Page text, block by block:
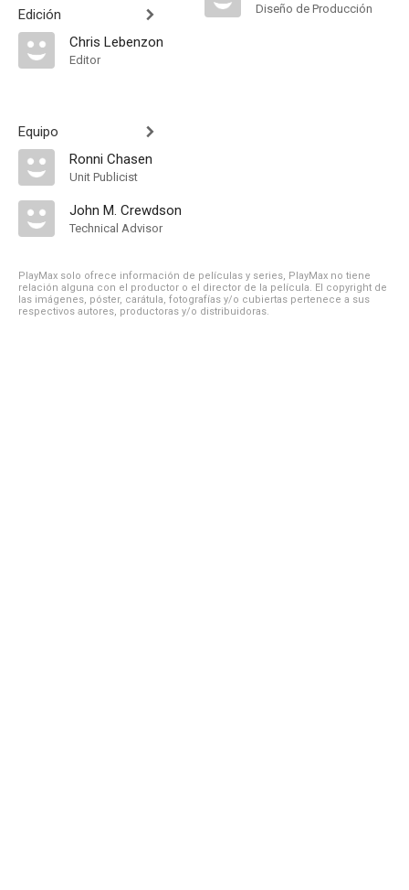
Edición
Chris Lebenzon
Editor
Equipo
Ronni Chasen
Unit Publicist
John M. Crewdson
Technical Advisor
Diseño de Producción
PlayMax solo ofrece información de películas y series, PlayMax no tiene
relación alguna con el productor o el director de la película. El copyright de
las imágenes, póster, carátula, fotografías y/o cubiertas pertenece a sus
respectivos autores, productoras y/o distribuidoras.